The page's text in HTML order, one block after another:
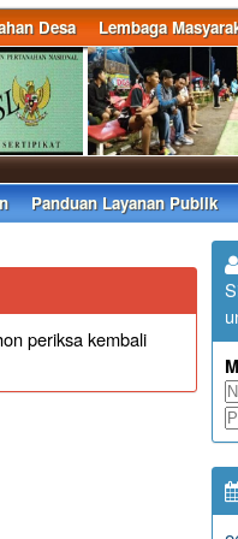
Desa Lembaga
Panduan Layanan Publik
periksa kembali